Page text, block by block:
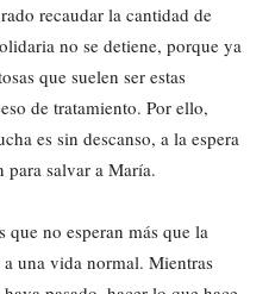
recaudar la cantidad de
no se detiene, porque ya
que suelen ser estas
de tratamiento. Por ello,
es sin descanso, a la espera
para salvar a María.
que no esperan más que la
una vida normal. Mientras